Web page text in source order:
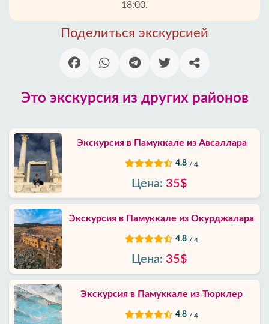
нас
Услуги
Условия
положения
Политика
приватности
18:00.
Поделиться экскурсией
Это экскурсия из других районов
Экскурсия в Памуккале из Авсаллара
4.8 / 4
Цена: 35$
Экскурсия в Памуккале из Окурджалара
4.8 / 4
Цена: 35$
Экскурсия в Памуккале из Тюрклер
4.8 / 4